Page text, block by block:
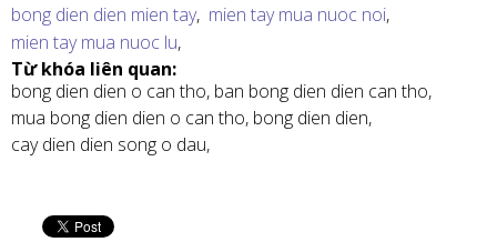
bong dien dien mien tay, mien tay mua nuoc noi,
mien tay mua nuoc lu,
Từ khóa liên quan:
bong dien dien o can tho, ban bong dien dien can tho,
mua bong dien dien o can tho, bong dien dien,
cay dien dien song o dau,